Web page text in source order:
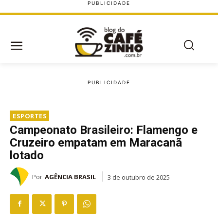
ESPORTES
Campeonato Brasileiro: Flamengo e
Cruzeiro empatam em Maracanã
lotado
Por AGÊNCIA BRASIL 3 de outubro de 2025